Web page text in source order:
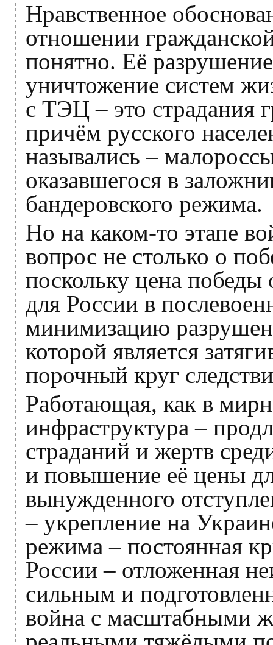
Нравственное
отношении
понятно. Её
уничтожение систем
с ТЭЦ – это страдания
причём русского
назывались –
оказавшегося в
бандеровского режима.
Но на каком-то этапе
вопрос не столько о
поскольку цена
для России в
минимизацию
которой является
порочный круг
Работающая, как в
инфраструктура –
страданий и жертв
и повышение её цены
вынужденного
– укрепление на
режима – постоянная
России – отложенная
сильным и
война с масштабными